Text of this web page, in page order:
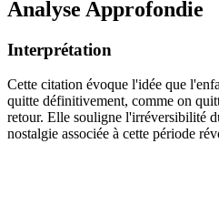
Analyse Approfondie
Interprétation
Cette citation évoque l'idée que
quitte définitivement, comme on
retour. Elle souligne l'irréversibilité
nostalgie associée à cette période